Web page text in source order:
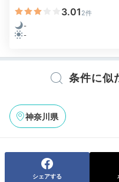
3.01 2件
-
-
条件に似
神奈川県
シェアする